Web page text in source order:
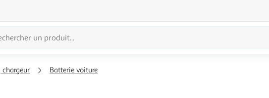
chargeur Batterie voiture